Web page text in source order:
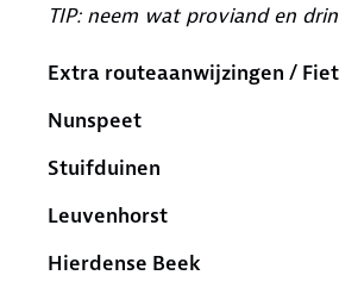
TIP: neem wat proviand en
Extra routeaanwijzingen /
Nunspeet
Stuifduinen
Leuvenhorst
Hierdense Beek